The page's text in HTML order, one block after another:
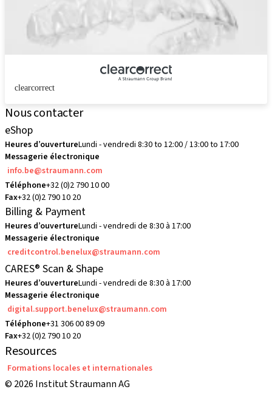
clearcorrect
Nous contacter
eShop
Heures d’ouvertureLundi - vendredi 8:30 to 12:00 / 13:00 to 17:00
Messagerie électronique
info.be@straumann.com
Téléphone+32 (0)2 790 10 00
Fax+32 (0)2 790 10 20
Billing & Payment
Heures d’ouvertureLundi - vendredi de 8:30 à 17:00
Messagerie électronique
creditcontrol.benelux@straumann.com
CARES® Scan & Shape
Heures d’ouvertureLundi - vendredi de 8:30 à 17:00
Messagerie électronique
digital.support.benelux@straumann.com
Téléphone+31 306 00 89 09
Fax+32 (0)2 790 10 20
Resources
Formations locales et internationales
© 2026 Institut Straumann AG